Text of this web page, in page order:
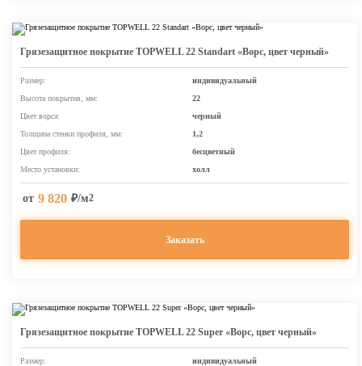
Грязезащитное покрытие TOPWELL 22 Standart «Ворс, цвет черный»
Размер:
индивидуальный
Высота покрытия, мм:
22
Цвет ворса:
черный
Толщина стенки профиля, мм:
1,2
Цвет профиля:
бесцветный
Место установки:
холл
от 9 820 ₽/м2
Заказать
Грязезащитное покрытие TOPWELL 22 Super «Ворс, цвет черный»
Размер:
индивидуальный